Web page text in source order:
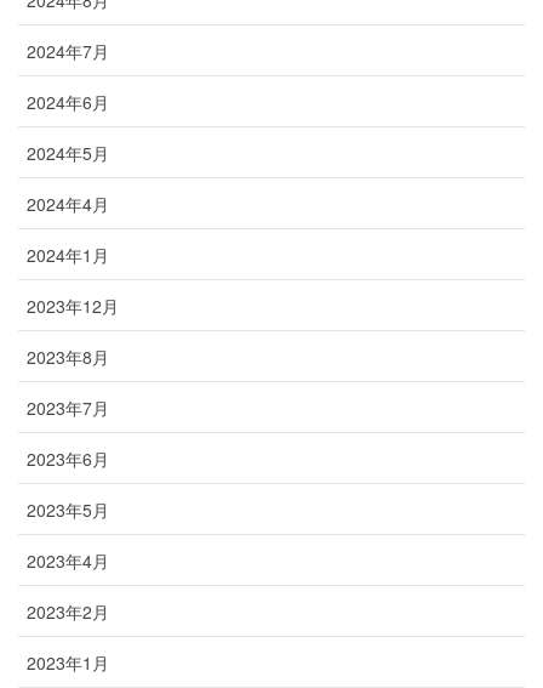
2024年7月
2024年6月
2024年5月
2024年4月
2024年1月
2023年12月
2023年8月
2023年7月
2023年6月
2023年5月
2023年4月
2023年2月
2023年1月